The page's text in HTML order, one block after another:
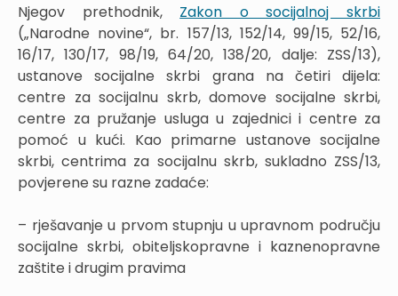
Njegov prethodnik, Zakon o socijalnoj skrbi
(„Narodne novine“, br. 157/13, 152/14, 99/15, 52/16,
16/17, 130/17, 98/19, 64/20, 138/20, dalje: ZSS/13),
ustanove socijalne skrbi grana na četiri dijela:
centre za socijalnu skrb, domove socijalne skrbi,
centre za pružanje usluga u zajednici i centre za
pomoć u kući. Kao primarne ustanove socijalne
skrbi, centrima za socijalnu skrb, sukladno ZSS/13,
povjerene su razne zadaće:
– rješavanje u prvom stupnju u upravnom području
socijalne skrbi, obiteljskopravne i kaznenopravne
zaštite i drugim pravima